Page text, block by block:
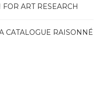
ART RESEARCH
CATALOGUE RAISONNÉ